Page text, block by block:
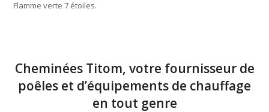
Flamme verte 7 étoiles.
Cheminées Titom, votre fournisseur de
poêles et d’équipements de chauffage
en tout genre